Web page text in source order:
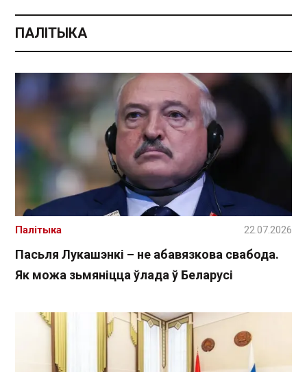
ПАЛІТЫКА
Пасьля Лукашэнкі – не абавязкова свабода.
Як можа зьмяніцца ўлада ў Беларусі
Палітыка 22.07.2026